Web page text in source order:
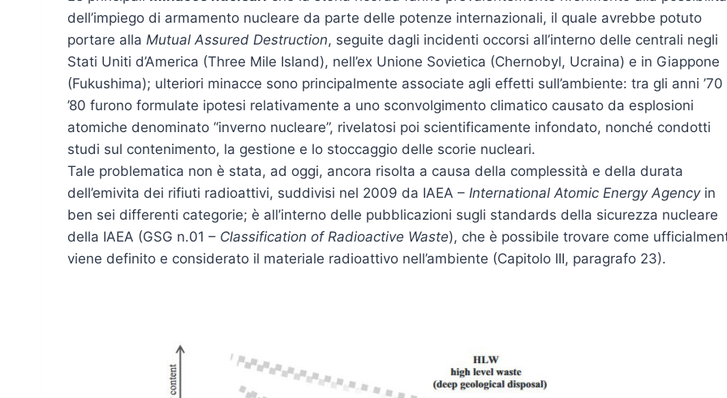
dell’impiego di armamento nucleare da parte delle potenze internazionali, il quale avrebbe potuto
portare alla Mutual Assured Destruction, seguite dagli incidenti occorsi all’interno delle centrali negli
Stati Uniti d’America (Three Mile Island), nell’ex Unione Sovietica (Chernobyl, Ucraina) e in Giappone
(Fukushima); ulteriori minacce sono principalmente associate agli effetti sull’ambiente: tra gli anni ’70
’80 furono formulate ipotesi relativamente a uno sconvolgimento climatico causato da esplosioni
atomiche denominato “inverno nucleare”, rivelatosi poi scientificamente infondato, nonché condotti
studi sul contenimento, la gestione e lo stoccaggio delle scorie nucleari.
Tale problematica non è stata, ad oggi, ancora risolta a causa della complessità e della durata
dell’emivita dei rifiuti radioattivi, suddivisi nel 2009 da IAEA – International Atomic Energy Agency in
ben sei differenti categorie; è all’interno delle pubblicazioni sugli standards della sicurezza nucleare
della IAEA (GSG n.01 – Classification of Radioactive Waste), che è possibile trovare come
viene definito e considerato il materiale radioattivo nell’ambiente (Capitolo III, paragrafo 23).